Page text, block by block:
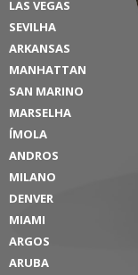
LAS VEGAS
SEVILHA
ARKANSAS
MANHATTAN
SAN MARINO
MARSELHA
ÍMOLA
ANDROS
MILANO
DENVER
MIAMI
ARGOS
ARUBA